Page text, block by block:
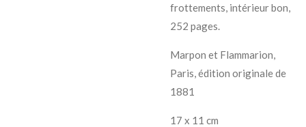
frottements, intérieur bon,
252 pages.
Marpon et Flammarion,
Paris, édition originale de
1881
17 x 11 cm